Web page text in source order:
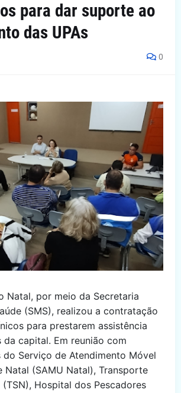
para dar suporte ao
das UPAs
0
Natal, por meio da Secretaria
(SMS), realizou a contratação
para prestarem assistência
da capital. Em reunião com
do Serviço de Atendimento Móvel
Natal (SAMU Natal), Transporte
Hospital dos Pescadores